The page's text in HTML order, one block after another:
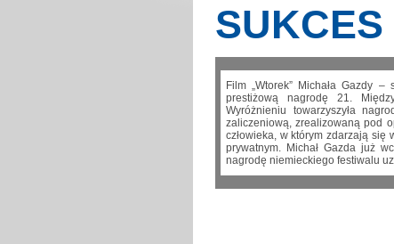
Film „Wtorek” Michała Gazdy
prestiżową nagrodę 21.
Wyróżnieniu towarzyszyła
zaliczeniową, zrealizowaną pod
człowieka, w którym zdarzają się
prywatnym. Michał Gazda już
nagrodę niemieckiego festiwalu